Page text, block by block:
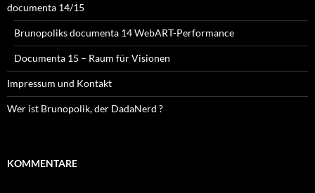
documenta 14/15
Brunopoliks documenta 14 WebART-Performance
Documenta 15 – Raum für Visionen
Impressum und Kontakt
Wer ist Brunopolik, der DadaNerd ?
KOMMENTARE